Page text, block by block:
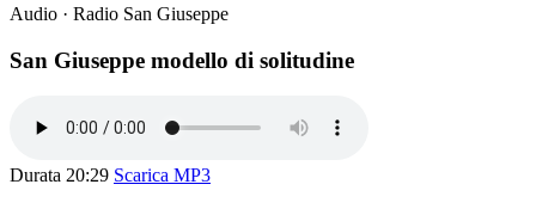
Audio · Radio San Giuseppe
San Giuseppe modello di solitudine
Durata 20:29 Scarica MP3